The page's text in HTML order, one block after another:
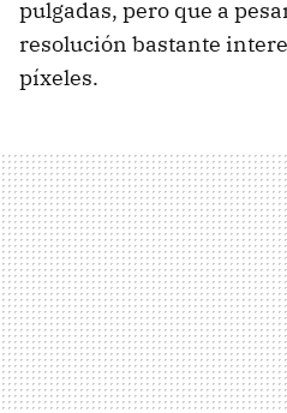
pulgadas, pero que a
resolución bastante
píxeles.